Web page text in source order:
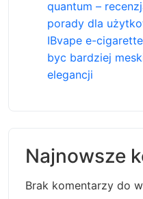
quantum –
porady dla
IBvape e-
byc bardziej
elegancji
Najnowsze
Brak komentarzy do